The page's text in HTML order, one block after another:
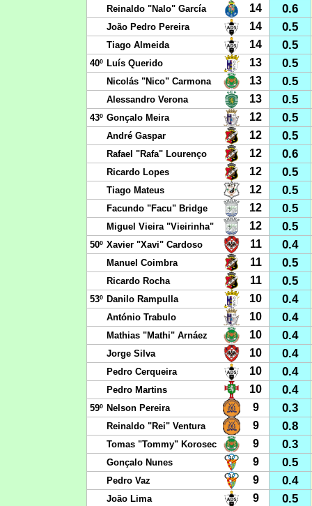
Reinaldo "Nalo" García 14 0.6
João Pedro Pereira 14 0.5
Tiago Almeida 14 0.5
40º Luís Querido 13 0.5
Nicolás "Nico" Carmona 13 0.5
Alessandro Verona 13 0.5
43º Gonçalo Meira 12 0.5
André Gaspar 12 0.5
Rafael "Rafa" Lourenço 12 0.6
Ricardo Lopes 12 0.5
Tiago Mateus 12 0.5
Facundo "Facu" Bridge 12 0.5
Miguel Vieira "Vieirinha" 12 0.5
50º Xavier "Xavi" Cardoso 11 0.4
Manuel Coimbra 11 0.5
Ricardo Rocha 11 0.5
53º Danilo Rampulla 10 0.4
António Trabulo 10 0.4
Mathias "Mathi" Arnáez 10 0.4
Jorge Silva 10 0.4
Pedro Cerqueira 10 0.4
Pedro Martins 10 0.4
59º Nelson Pereira 9 0.3
Reinaldo "Rei" Ventura 9 0.8
Tomas "Tommy" Korosec 9 0.3
Gonçalo Nunes 9 0.5
Pedro Vaz 9 0.4
João Lima 9 0.5